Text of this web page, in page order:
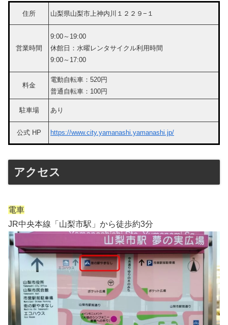
住所 山梨県山梨市上神内川１２２９−１
営業時間
9:00～19:00
休館日：水曜レンタサイクル利用時間
9:00～17:00
料金
電動自転車：520円
普通自転車：100円
駐車場 あり
公式 HP https://www.city.yamanashi.yamanashi.jp/
アクセス
電車
JR中央本線「山梨市駅」から徒歩約3分